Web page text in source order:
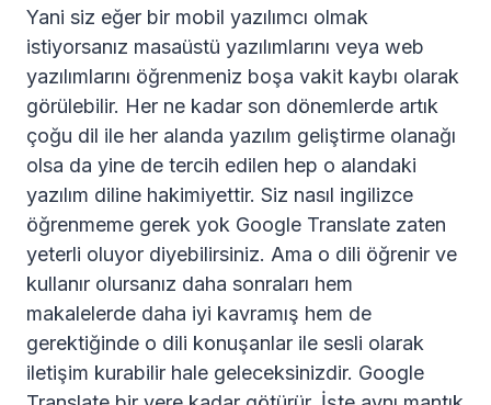
Yani siz eğer bir mobil yazılımcı olmak
istiyorsanız masaüstü yazılımlarını veya web
yazılımlarını öğrenmeniz boşa vakit kaybı olarak
görülebilir. Her ne kadar son dönemlerde artık
çoğu dil ile her alanda yazılım geliştirme olanağı
olsa da yine de tercih edilen hep o alandaki
yazılım diline hakimiyettir. Siz nasıl ingilizce
öğrenmeme gerek yok Google Translate zaten
yeterli oluyor diyebilirsiniz. Ama o dili öğrenir ve
kullanır olursanız daha sonraları hem
makalelerde daha iyi kavramış hem de
gerektiğinde o dili konuşanlar ile sesli olarak
iletişim kurabilir hale geleceksinizdir. Google